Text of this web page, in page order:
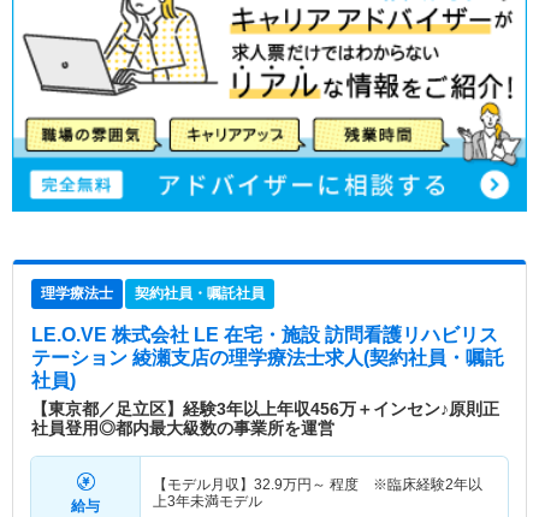
理学療法士 契約社員・嘱託社員
LE.O.VE 株式会社 LE 在宅・施設 訪問看護リハビリス
テーション 綾瀬支店の理学療法士求人(契約社員・嘱託
社員)
【東京都／足立区】経験3年以上年収456万＋インセン♪原則正
社員登用◎都内最大級数の事業所を運営
給与
【モデル月収】 32.9万円～ 程度 ※臨床経験2年以
上3年未満モデル